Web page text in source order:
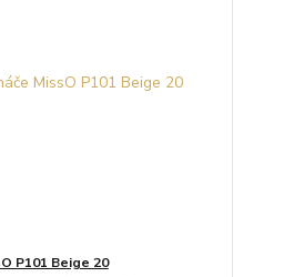
P101 Beige 20